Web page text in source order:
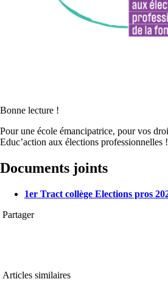
Bonne lecture !
Pour une école émancipatrice, pour vos
Educ’action aux élections professionnelles !
Documents joints
1er Tract collège Elections pros
Partager
Articles similaires